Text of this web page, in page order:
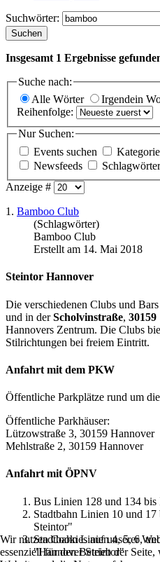
Suchwörter:
Suchen
Insgesamt 1 Ergebnisse
Suche nach:
Alle Wörter
Irgendein
Reihenfolge:
Nur Suchen:
Events suchen
Newsfeeds
Schlagwörter
Anzeige #
1. Bamboo Club
(Schlagwörter)
Bamboo Club
Erstellt am 14. Mai 2018
Steintor Hannover
Die verschiedenen Clubs und
und in derScholvinstraße,
Hannovers Zentrum. Die Clubs
Stilrichtungen bei freiem Eintritt.
Anfahrt mit dem PKW
Öffentliche Parkplätze rund um
Öffentliche Parkhäuser:
Lützowstraße 3, 30159 Hannover
Mehlstraße 2, 30159 Hannover
Anfahrt mit ÖPNV
Bus Linien 128 und 134
Stadtbahn Linien 10 und
Steintor"
Stadtbahn Linien 4, 5, 6,
"Hannover Steintor"
Wir nutzen Cookies auf unserer
essenziell für den Betrieb der Seite,